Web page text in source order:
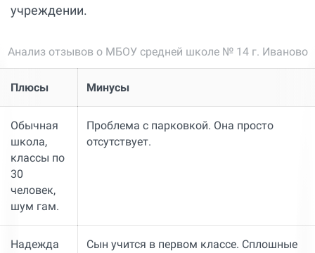
учреждении.
Анализ отзывов о МБОУ средней школе № 14 г. Иваново
Плюсы Минусы
Обычная
школа,
классы по
30
человек,
шум гам.
Проблема с парковкой. Она просто
отсутствует.
Надежда
Сын учится в первом классе. Сплошные